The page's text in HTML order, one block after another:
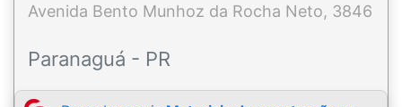
Avenida Bento Munhoz da Rocha Neto, 3846
Paranaguá - PR